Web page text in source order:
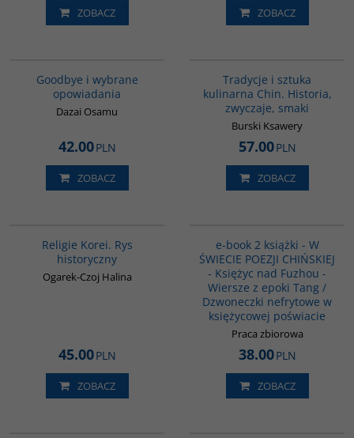
ZOBACZ ZOBACZ
Goodbye i wybrane
opowiadania
Dazai Osamu
42.00PLN
ZOBACZ
Tradycje i sztuka
kulinarna Chin. Historia,
zwyczaje, smaki
Burski Ksawery
57.00PLN
ZOBACZ
Religie Korei. Rys
historyczny
Ogarek-Czoj Halina
45.00PLN
ZOBACZ
e-book 2 książki - W
ŚWIECIE POEZJI CHIŃSKIEJ
- Księżyc nad Fuzhou -
Wiersze z epoki Tang /
Dzwoneczki nefrytowe w
księżycowej poświacie
Praca zbiorowa
38.00PLN
ZOBACZ